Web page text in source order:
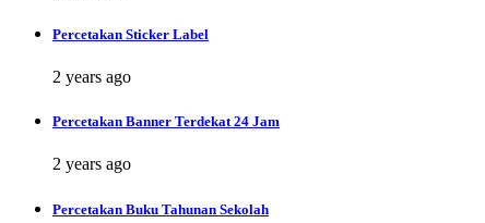
Percetakan Sticker Label
2 years ago
Percetakan Banner Terdekat 24 Jam
2 years ago
Percetakan Buku Tahunan Sekolah